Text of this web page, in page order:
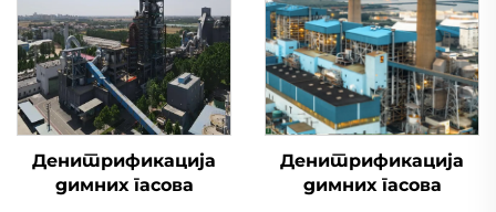
Денитрификација
димних гасова
Денитрификација
димних гасова